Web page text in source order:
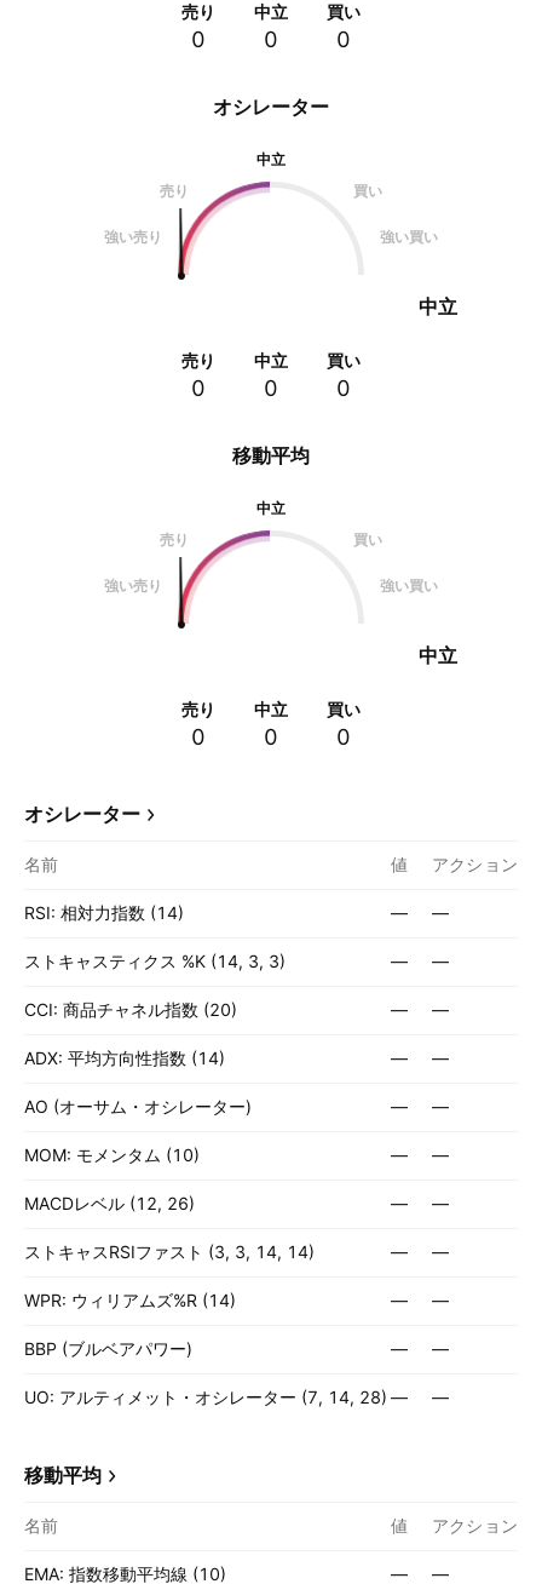
オシレーター
中立
売り
買い
強い売り 強い買い
中立
売り
0
中立
0
買い
0
売り
0
中立
0
買い
0
移動平均
中立
売り
買い
強い売り 強い買い
中立
売り
0
中立
0
買い
0
オシレーター
名前 値 アクション
RSI: 相対力指数 (14) — —
ストキャスティクス %K (14, 3, 3) — —
CCI: 商品チャネル指数 (20) — —
ADX: 平均方向性指数 (14) — —
AO (オーサム・オシレーター) — —
MOM: モメンタム (10) — —
MACDレベル (12, 26) — —
ストキャスRSIファスト (3, 3, 14, 14) — —
WPR: ウィリアムズ%R (14) — —
BBP (ブルベアパワー) — —
UO: アルティメット・オシレーター (7, 14, 28) — —
移動平均
名前 値 アクション
EMA: 指数移動平均線 (10) — —